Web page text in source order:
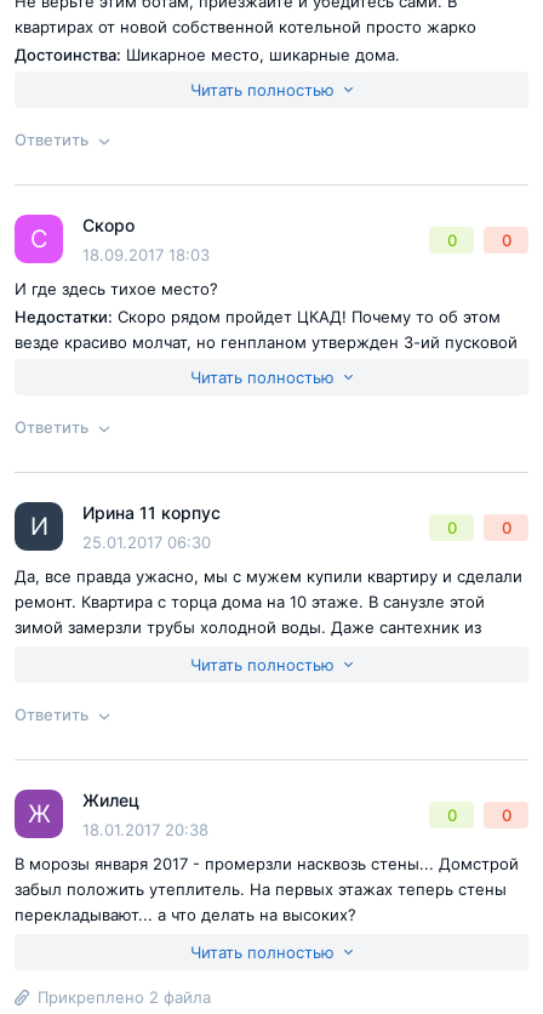
Согласен справилами публикациина сайте
Отправить комментарий
квартирах от новой собственной котельной просто жарко
Достоинства: Шикарное место, шикарные дома.
Люди нанимают гастарбайтеров для проведения
Читать полностью
Ответить
Ответ на отзыв
Согласен справилами публикациина сайте
Отправить комментарий
С Скоро
18.09.2017 18:03
0 0
И где здесь тихое место?
Недостатки: Скоро рядом пройдет ЦКАД! Почему то об этом
везде красиво молчат, но генпланом утвержден 3-ий пусковой
комплекса Центральной кольцевой автомобильной дороги
начались. Дома ЖК стоят от линии Ярославской жд ровно 140
поезда семафорят, то железные плиты громыхают, теперь
Читать полностью
Ответить
Ответ на отзыв
Согласен справилами публикациина сайте
Отправить комментарий
И Ирина 11 корпус
25.01.2017 06:30
0 0
Да, все правда ужасно, мы с мужем купили квартиру и сделали
ремонт. Квартира с торца дома на 10 этаже. В санузле этой
зимой замерзли трубы холодной воды. Даже сантехник из
раз жизни. Отогревали 6 часов. Это беда!
Достоинства:
Читать полностью
Ответить
Ответ на отзыв
Ж Жилец
18.01.2017 20:38
0 0
В морозы января 2017 - промерзли насквозь стены... Домстрой
забыл положить утеплитель. На первых этажах теперь стены
перекладывают... а что делать на высоких?
одни проблемыЧитать полностью
Прикреплено 2 файла